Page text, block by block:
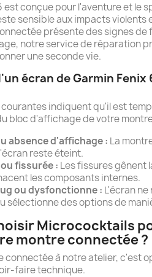
est conçue pour l'aventure et le
sensible aux impacts violents
présente des signes de
notre service de réparation
une seconde vie.
écran de Garmin Fenix
courantes indiquent qu'il est
bloc d'affichage de votre
absence d'affichage : La
reste éteint.
fissurée : Les fissures gênent
les composants internes.
ou dysfonctionne : L'écran
sélectionne des options de
Micrococktails
montre connectée ?
connectée à notre atelier, c'est
faire technique.